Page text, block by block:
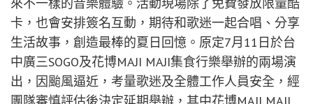
卡，也會安排簽名互動，期待和歌迷一起合唱、分享
生活故事，創造最棒的夏日回憶。原定7月11日於台
中廣三SOGO及花博MAJI MAJI集食行樂舉辦的兩場演
出，因颱風逼近，考量歌迷及全體工作人員安全，經
團隊審慎評估後決定延期舉辦，其中花博MAJI MAJI